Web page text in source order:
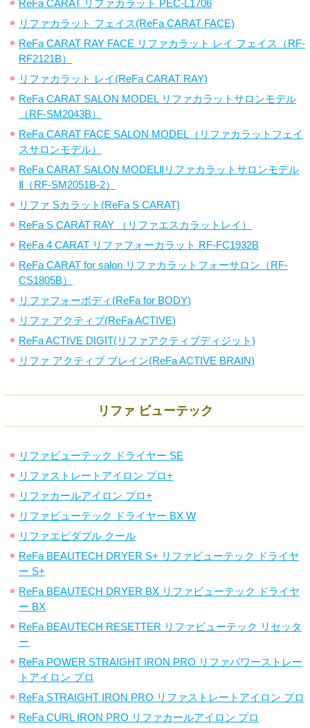
ReFa CARAT リファカラット PEC-L1706
リファカラット フェイス(ReFa CARAT FACE)
ReFa CARAT RAY FACE リファカラット レイ フェイス（RF-
RF2121B）
リファカラット レイ(ReFa CARAT RAY)
ReFa CARAT SALON MODEL リファカラットサロンモデル
（RF-SM2043B）
ReFa CARAT FACE SALON MODEL（リファカラットフェイ
スサロンモデル）
ReFa CARAT SALON MODELⅡリファカラットサロンモデル
Ⅱ（RF-SM2051B-2）
リファ Sカラット(ReFa S CARAT)
ReFa S CARAT RAY （リファエスカラットレイ）
ReFa 4 CARAT リファフォーカラット RF-FC1932B
ReFa CARAT for salon リファカラットフォーサロン（RF-
CS1805B）
リファフォーボディ(ReFa for BODY)
リファ アクティブ(ReFa ACTIVE)
ReFa ACTIVE DIGIT(リファアクティブディジット)
リファ アクティブ ブレイン(ReFa ACTIVE BRAIN)
リファ ビューテック
リファビューテック ドライヤー SE
リファストレートアイロン プロ+
リファカールアイロン プロ+
リファビューテック ドライヤー BX W
リファエピダブル クール
ReFa BEAUTECH DRYER S+ リファビューテック ドライヤ
ー S+
ReFa BEAUTECH DRYER BX リファビューテック ドライヤ
ー BX
ReFa BEAUTECH RESETTER リファビューテック リセッタ
ー
ReFa POWER STRAIGHT IRON PRO リファパワーストレー
トアイロン プロ
ReFa STRAIGHT IRON PRO リファストレートアイロン プロ
ReFa CURL IRON PRO リファカールアイロン プロ